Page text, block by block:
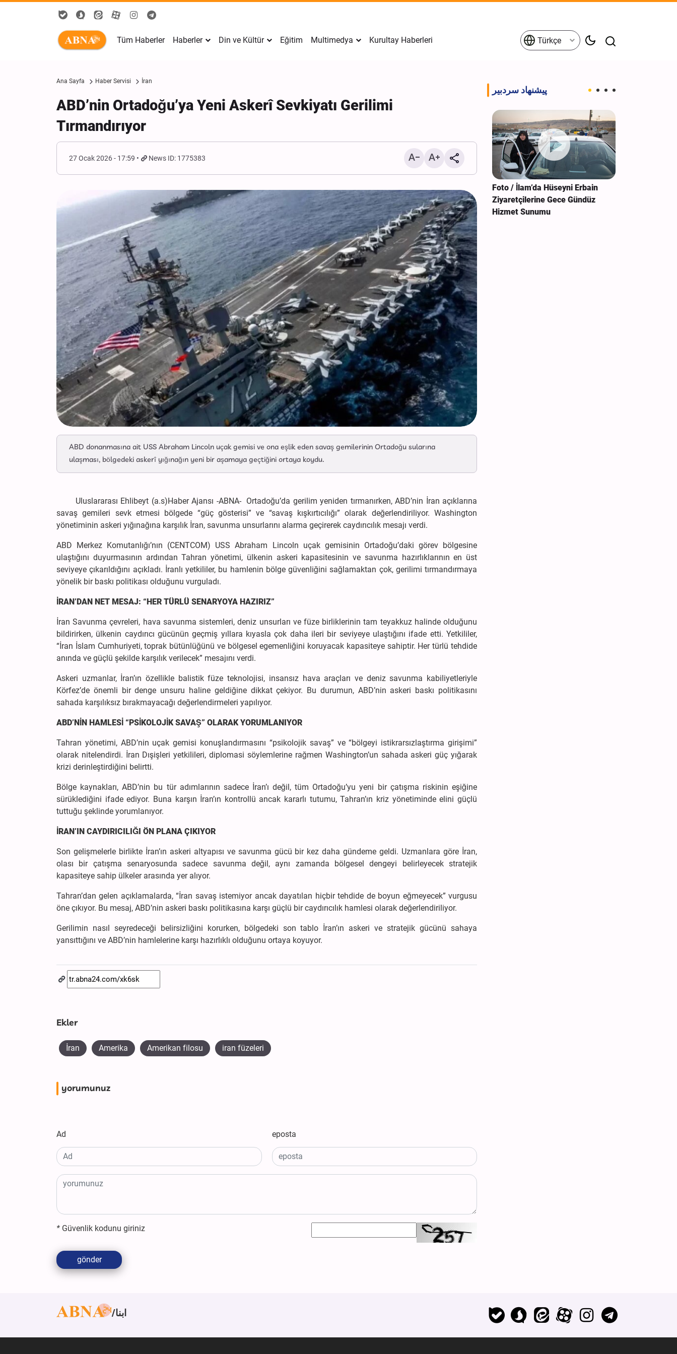
Tüm Haberler Haberler Din ve Kültür Eğitim Multimedya Kurultay Haberleri Türkçe
Ana Sayfa Haber Servisi İran
ABD’nin Ortadoğu’ya Yeni Askerî Sevkiyatı Gerilimi
Tırmandırıyor
27 Ocak 2026 - 17:59 News ID: 1775383
ABD donanmasına ait USS Abraham Lincoln uçak gemisi ve ona eşlik eden savaş gemilerinin Ortadoğu sularına
ulaşması, bölgedeki askerî yığınağın yeni bir aşamaya geçtiğini ortaya koydu.
Uluslararası Ehlibeyt (a.s)Haber Ajansı -ABNA- Ortadoğu’da gerilim yeniden tırmanırken, ABD’nin İran açıklarına
savaş gemileri sevk etmesi bölgede “güç gösterisi” ve “savaş kışkırtıcılığı” olarak değerlendiriliyor. Washington
yönetiminin askeri yığınağına karşılık İran, savunma unsurlarını alarma geçirerek caydırıcılık mesajı verdi.
ABD Merkez Komutanlığı’nın (CENTCOM) USS Abraham Lincoln uçak gemisinin Ortadoğu’daki görev bölgesine
ulaştığını duyurmasının ardından Tahran yönetimi, ülkenin askeri kapasitesinin ve savunma hazırlıklarının en üst
seviyeye çıkarıldığını açıkladı. İranlı yetkililer, bu hamlenin bölge güvenliğini sağlamaktan çok, gerilimi tırmandırmaya
yönelik bir baskı politikası olduğunu vurguladı.
İRAN’DAN NET MESAJ: “HER TÜRLÜ SENARYOYA HAZIRIZ”
İran Savunma çevreleri, hava savunma sistemleri, deniz unsurları ve füze birliklerinin tam teyakkuz halinde olduğunu
bildirirken, ülkenin caydırıcı gücünün geçmiş yıllara kıyasla çok daha ileri bir seviyeye ulaştığını ifade etti. Yetkililer,
“İran İslam Cumhuriyeti, toprak bütünlüğünü ve bölgesel egemenliğini koruyacak kapasiteye sahiptir. Her türlü tehdide
anında ve güçlü şekilde karşılık verilecek” mesajını verdi.
Askeri uzmanlar, İran’ın özellikle balistik füze teknolojisi, insansız hava araçları ve deniz savunma kabiliyetleriyle
Körfez’de önemli bir denge unsuru haline geldiğine dikkat çekiyor. Bu durumun, ABD’nin askeri baskı politikasını
sahada karşılıksız bırakmayacağı değerlendirmeleri yapılıyor.
ABD’NİN HAMLESİ “PSİKOLOJİK SAVAŞ” OLARAK YORUMLANIYOR
Tahran yönetimi, ABD’nin uçak gemisi konuşlandırmasını “psikolojik savaş” ve “bölgeyi istikrarsızlaştırma girişimi”
olarak nitelendirdi. İran Dışişleri yetkilileri, diplomasi söylemlerine rağmen Washington’un sahada askeri güç yığarak
krizi derinleştirdiğini belirtti.
Bölge kaynakları, ABD’nin bu tür adımlarının sadece İran’ı değil, tüm Ortadoğu’yu yeni bir çatışma riskinin eşiğine
sürüklediğini ifade ediyor. Buna karşın İran’ın kontrollü ancak kararlı tutumu, Tahran’ın kriz yönetiminde elini güçlü
tuttuğu şeklinde yorumlanıyor.
İRAN’IN CAYDIRICILIĞI ÖN PLANA ÇIKIYOR
Son gelişmelerle birlikte İran’ın askeri altyapısı ve savunma gücü bir kez daha gündeme geldi. Uzmanlara göre İran,
olası bir çatışma senaryosunda sadece savunma değil, aynı zamanda bölgesel dengeyi belirleyecek stratejik
kapasiteye sahip ülkeler arasında yer alıyor.
Tahran’dan gelen açıklamalarda, “İran savaş istemiyor ancak dayatılan hiçbir tehdide de boyun eğmeyecek” vurgusu
öne çıkıyor. Bu mesaj, ABD’nin askeri baskı politikasına karşı güçlü bir caydırıcılık hamlesi olarak değerlendiriliyor.
Gerilimin nasıl seyredeceği belirsizliğini korurken, bölgedeki son tablo İran’ın askeri ve stratejik gücünü sahaya
yansıttığını ve ABD’nin hamlelerine karşı hazırlıklı olduğunu ortaya koyuyor.
Ekler
İran Amerika Amerikan filosu iran füzeleri
yorumunuz
Ad eposta
* Güvenlik kodunu giriniz
gönder
پیشنهاد سردبیر
İran’da Tekfirci Örgütlere Darbe: 4
Hücre Çökertildi, 15 Kişi
Gözaltına Alındı
Foto / İlam’da Hüseyni Erbain
Ziyaretçilerine Gece Gündüz
Hizmet Sunumu
ابنا